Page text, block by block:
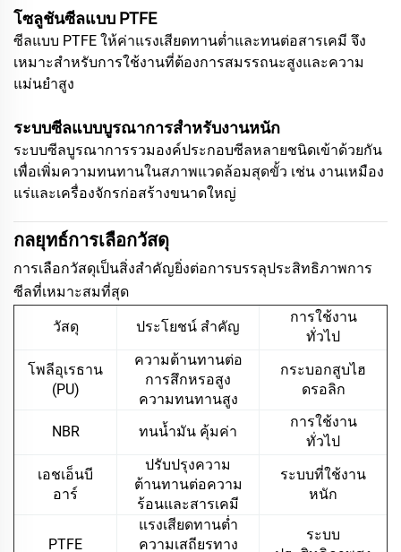
โซลูชันซีลแบบ PTFE
ซีลแบบ PTFE ให้ค่าแรงเสียดทานต่ำและทนต่อสารเคมี จึง
เหมาะสำหรับการใช้งานที่ต้องการสมรรถนะสูงและความ
แม่นยำสูง
ระบบซีลแบบบูรณาการสำหรับงานหนัก
ระบบซีลบูรณาการรวมองค์ประกอบซีลหลายชนิดเข้าด้วยกัน
เพื่อเพิ่มความทนทานในสภาพแวดล้อมสุดขั้ว เช่น งานเหมือง
แร่และเครื่องจักรก่อสร้างขนาดใหญ่
กลยุทธ์การเลือกวัสดุ
การเลือกวัสดุเป็นสิ่งสำคัญยิ่งต่อการบรรลุประสิทธิภาพการ
ซีลที่เหมาะสมที่สุด
วัสดุ ประโยชน์ สําคัญ
การใช้งาน
ทั่วไป
โพลีอุเรธาน
(PU)
ความต้านทานต่อ
การสึกหรอสูง
ความทนทานสูง
กระบอกสูบไฮ
ดรอลิก
NBR ทนน้ำมัน คุ้มค่า
การใช้งาน
ทั่วไป
เอชเอ็นบี
อาร์
ปรับปรุงความ
ต้านทานต่อความ
ร้อนและสารเคมี
ระบบที่ใช้งาน
หนัก
PTFE
แรงเสียดทานต่ำ
ความเสถียรทาง
ระบบ